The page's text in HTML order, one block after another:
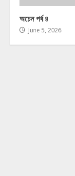
অচেন পর্ব ৪
June 5, 2026